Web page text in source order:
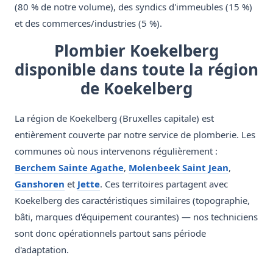
(80 % de notre volume), des syndics d'immeubles (15 %)
et des commerces/industries (5 %).
Plombier Koekelberg
disponible dans toute la région
de Koekelberg
La région de Koekelberg (Bruxelles capitale) est
entièrement couverte par notre service de plomberie. Les
communes où nous intervenons régulièrement :
Berchem Sainte Agathe, Molenbeek Saint Jean,
Ganshoren et Jette. Ces territoires partagent avec
Koekelberg des caractéristiques similaires (topographie,
bâti, marques d'équipement courantes) — nos techniciens
sont donc opérationnels partout sans période
d'adaptation.